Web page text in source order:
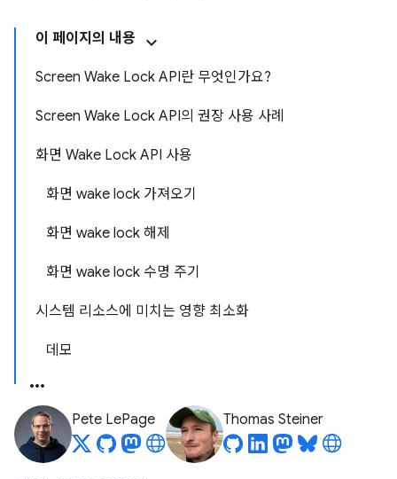
이 페이지의 내용
Screen Wake Lock API란 무엇인가요?
Screen Wake Lock API의 권장 사용 사례
화면 Wake Lock API 사용
화면 wake lock 가져오기
화면 wake lock 해제
화면 wake lock 수명 주기
시스템 리소스에 미치는 영향 최소화
데모
Pete LePage Thomas Steiner